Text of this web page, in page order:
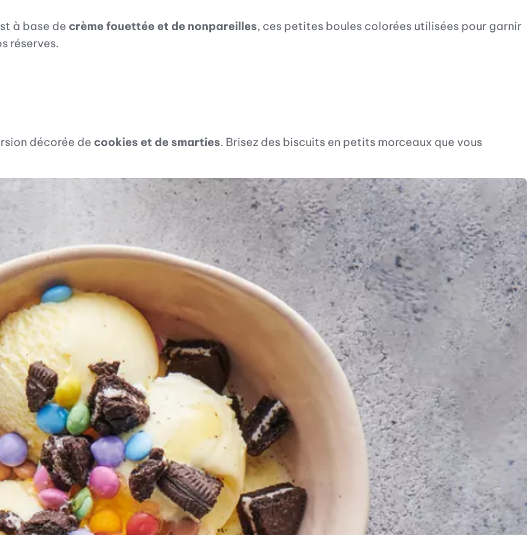
à base de crème fouettée et de nonpareilles, ces petites boules colorées utilisées pour garnir
réserves.
décorée de cookies et de smarties. Brisez des biscuits en petits morceaux que vous